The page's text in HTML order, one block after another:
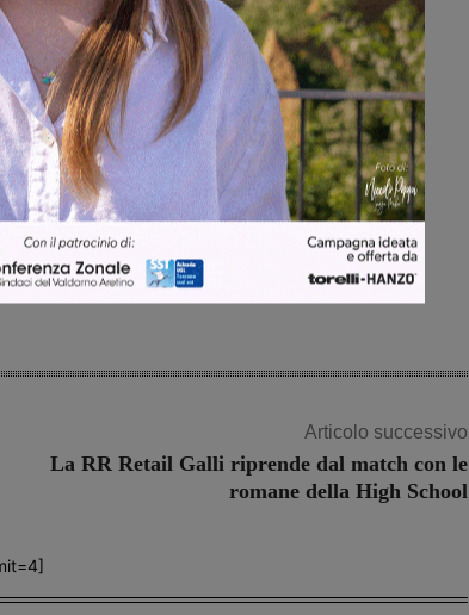
Articolo successivo
La RR Retail Galli riprende dal match con le
romane della High School